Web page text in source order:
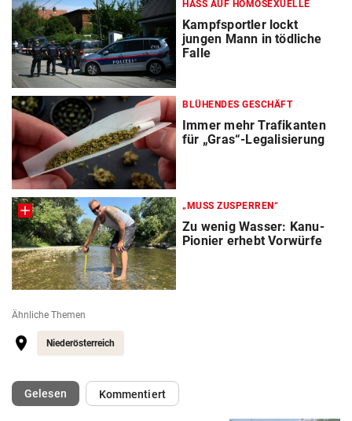
HASS AUF HOMOSEXUELLE
Kampfsportler lockt
jungen Mann in tödliche
Falle
BLÜHENDES GESCHÄFT
Immer mehr Trafikanten
für „Gras“-Legalisierung
„MUSS ZUSPERREN“
Zu wenig Wasser: Kanu-
Pionier erhebt Vorwürfe
Ähnliche Themen
Niederösterreich
Gelesen(ausgewählt)Kommentiert